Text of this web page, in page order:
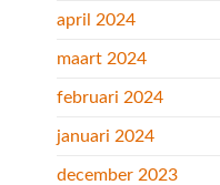
april 2024
maart 2024
februari 2024
januari 2024
december 2023